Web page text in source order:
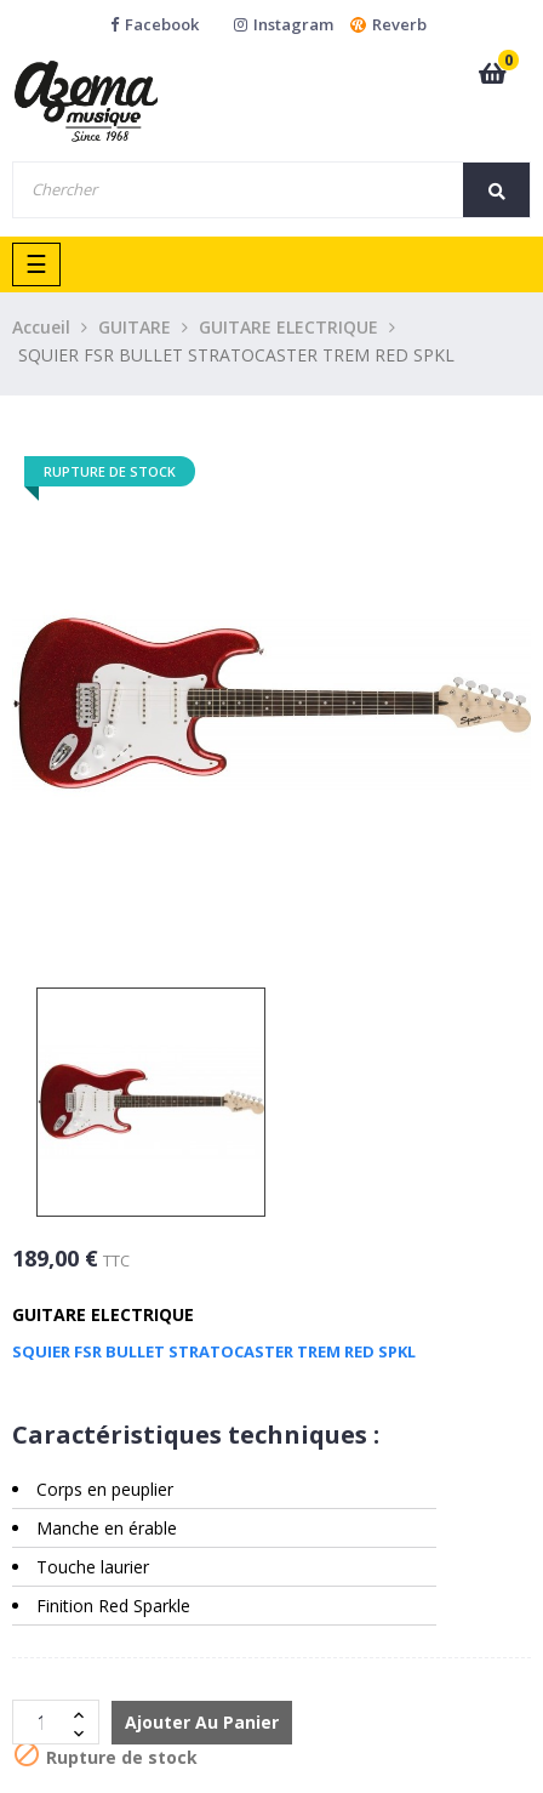
Facebook Instagram
Reverb
0
Basculer
la
navigation
☰
Accueil GUITARE
GUITARE ELECTRIQUE
SQUIER FSR BULLET STRATOCASTER TREM RED SPKL
RUPTURE DE STOCK
189,00 € TTC
GUITARE ELECTRIQUE
SQUIER FSR BULLET STRATOCASTER TREM RED SPKL
Caractéristiques techniques :
Corps en peuplier
Manche en érable
Touche laurier
Finition Red Sparkle
Ajouter Au Panier
 Rupture de stock